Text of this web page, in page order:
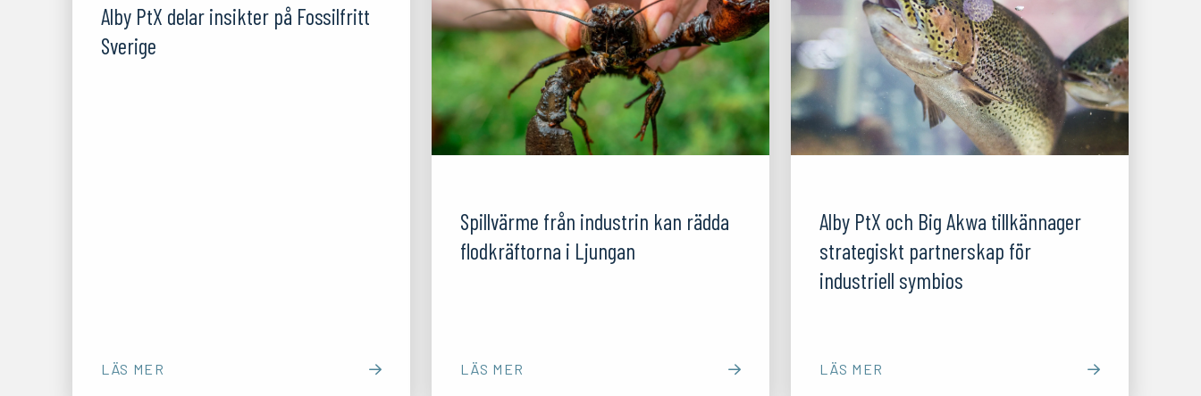
Alby PtX delar insikter på Fossilfritt
Sverige
LÄS MER
Spillvärme från industrin kan rädda
flodkräftorna i Ljungan
LÄS MER
Alby PtX och Big Akwa tillkännager
strategiskt partnerskap för
industriell symbios
LÄS MER